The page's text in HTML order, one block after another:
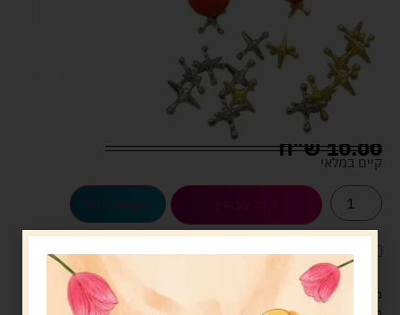
10.00ש"ח
קיים במלאי
הוספה לסל
לארוז את המוצר באריזת מתנה5.00 ש"ח ?
מעל 329 ש"ח, משלוח עם שליח עד הבית חינם! – 0 ₪